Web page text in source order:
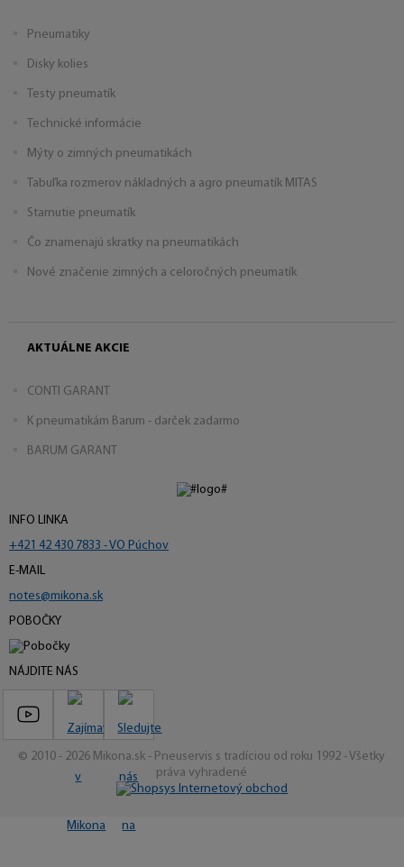
Pneumatiky
Disky kolies
Testy pneumatík
Technické informácie
Mýty o zimných pneumatikách
Tabuľka rozmerov nákladných a agro pneumatík MITAS
Starnutie pneumatík
Čo znamenajú skratky na pneumatikách
Nové značenie zimných a celoročných pneumatík
AKTUÁLNE AKCIE
CONTI GARANT
K pneumatikám Barum - darček zadarmo
BARUM GARANT
INFO LINKA
+421 42 430 7833 - VO Púchov
E-MAIL
notes@mikona.sk
POBOČKY
NÁJDITE NÁS
© 2010 - 2026 Mikona.sk - Pneuservis s tradíciou od roku 1992 - Všetky
práva vyhradené